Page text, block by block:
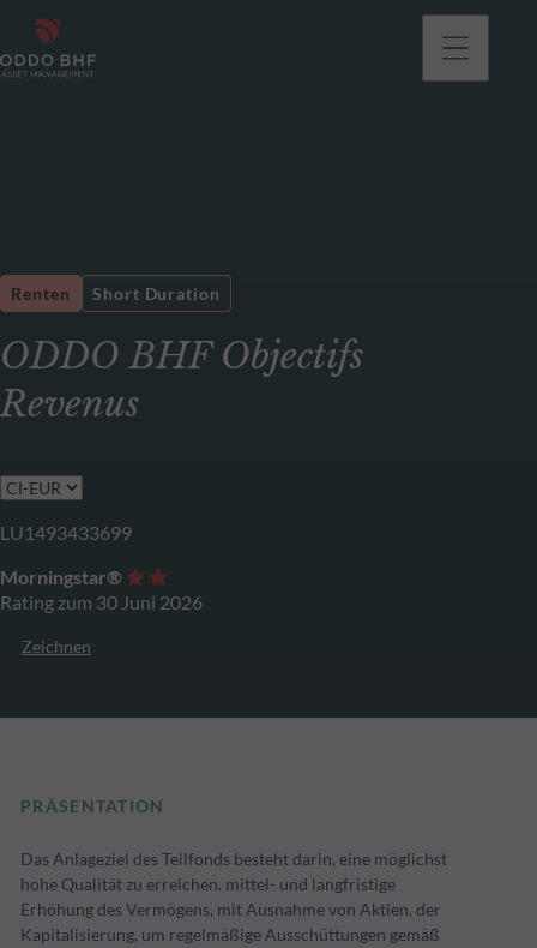
ODDO BHF Objectifs
Revenus
Renten Short Duration
LU1493433699
Morningstar®
Rating zum 30 Juni 2026
Zeichnen
PRÄSENTATION
Das Anlageziel des Teilfonds besteht darin, eine möglichst
hohe Qualität zu erreichen. mittel- und langfristige
Erhöhung des Vermögens, mit Ausnahme von Aktien. der
Kapitalisierung, um regelmäßige Ausschüttungen gemäß